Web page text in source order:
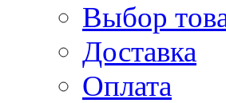
Выбор
Доставка
Оплата